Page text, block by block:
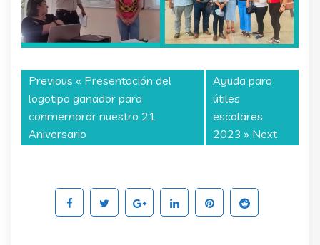
Previous « Presentación del
logotipo ganador para
conmemorar nuestro 21
Aniversario
Ayuda para
útiles
escolares
2023 » Next